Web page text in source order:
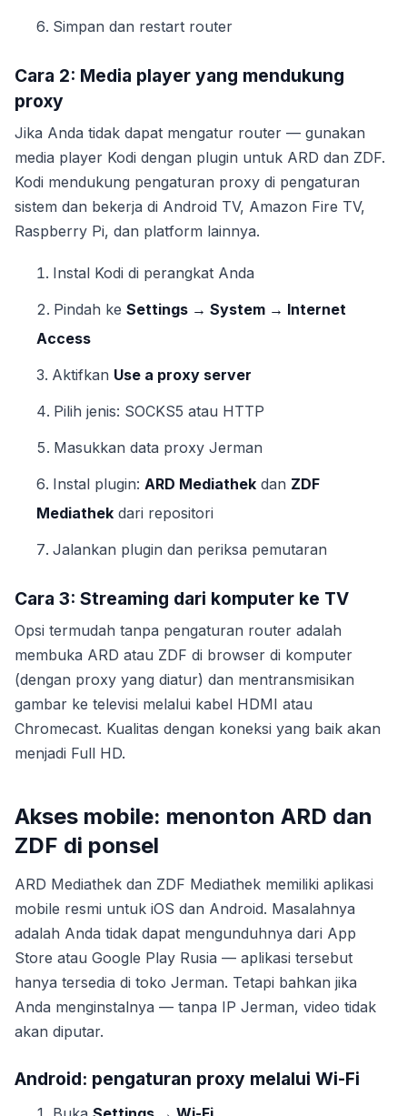
Simpan dan restart router
Cara 2: Media player yang mendukung
proxy
Jika Anda tidak dapat mengatur router — gunakan
media player Kodi dengan plugin untuk ARD dan ZDF.
Kodi mendukung pengaturan proxy di pengaturan
sistem dan bekerja di Android TV, Amazon Fire TV,
Raspberry Pi, dan platform lainnya.
Instal Kodi di perangkat Anda
Pindah ke Settings → System → Internet
Access
Aktifkan Use a proxy server
Pilih jenis: SOCKS5 atau HTTP
Masukkan data proxy Jerman
Instal plugin: ARD Mediathek dan ZDF
Mediathek dari repositori
Jalankan plugin dan periksa pemutaran
Cara 3: Streaming dari komputer ke TV
Opsi termudah tanpa pengaturan router adalah
membuka ARD atau ZDF di browser di komputer
(dengan proxy yang diatur) dan mentransmisikan
gambar ke televisi melalui kabel HDMI atau
Chromecast. Kualitas dengan koneksi yang baik akan
menjadi Full HD.
Akses mobile: menonton ARD dan
ZDF di ponsel
ARD Mediathek dan ZDF Mediathek memiliki aplikasi
mobile resmi untuk iOS dan Android. Masalahnya
adalah Anda tidak dapat mengunduhnya dari App
Store atau Google Play Rusia — aplikasi tersebut
hanya tersedia di toko Jerman. Tetapi bahkan jika
Anda menginstalnya — tanpa IP Jerman, video tidak
akan diputar.
Android: pengaturan proxy melalui Wi-Fi